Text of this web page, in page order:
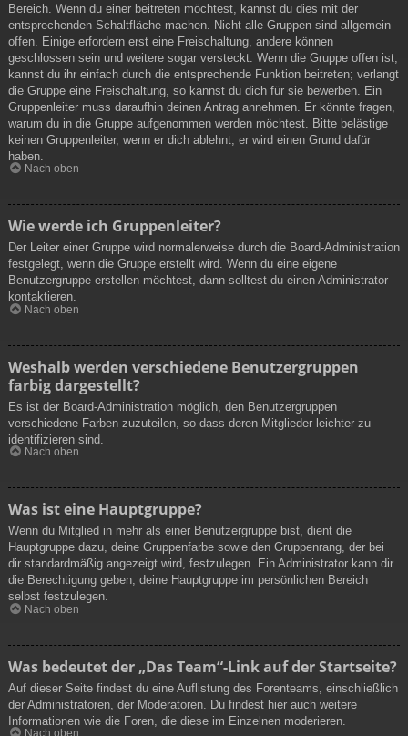
Bereich. Wenn du einer beitreten möchtest, kannst du dies mit der
entsprechenden Schaltfläche machen. Nicht alle Gruppen sind allgemein
offen. Einige erfordern erst eine Freischaltung, andere können
geschlossen sein und weitere sogar versteckt. Wenn die Gruppe offen ist,
kannst du ihr einfach durch die entsprechende Funktion beitreten; verlangt
die Gruppe eine Freischaltung, so kannst du dich für sie bewerben. Ein
Gruppenleiter muss daraufhin deinen Antrag annehmen. Er könnte fragen,
warum du in die Gruppe aufgenommen werden möchtest. Bitte belästige
keinen Gruppenleiter, wenn er dich ablehnt, er wird einen Grund dafür
haben.
Nach oben
Wie werde ich Gruppenleiter?
Der Leiter einer Gruppe wird normalerweise durch die Board-Administration
festgelegt, wenn die Gruppe erstellt wird. Wenn du eine eigene
Benutzergruppe erstellen möchtest, dann solltest du einen Administrator
kontaktieren.
Nach oben
Weshalb werden verschiedene Benutzergruppen
farbig dargestellt?
Es ist der Board-Administration möglich, den Benutzergruppen
verschiedene Farben zuzuteilen, so dass deren Mitglieder leichter zu
identifizieren sind.
Nach oben
Was ist eine Hauptgruppe?
Wenn du Mitglied in mehr als einer Benutzergruppe bist, dient die
Hauptgruppe dazu, deine Gruppenfarbe sowie den Gruppenrang, der bei
dir standardmäßig angezeigt wird, festzulegen. Ein Administrator kann dir
die Berechtigung geben, deine Hauptgruppe im persönlichen Bereich
selbst festzulegen.
Nach oben
Was bedeutet der „Das Team“-Link auf der Startseite?
Auf dieser Seite findest du eine Auflistung des Forenteams, einschließlich
der Administratoren, der Moderatoren. Du findest hier auch weitere
Informationen wie die Foren, die diese im Einzelnen moderieren.